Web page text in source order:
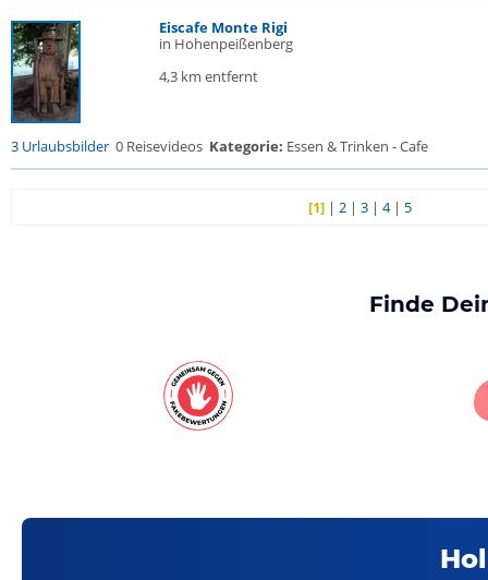
Eiscafe Monte Rigi
in Hohenpeißenberg
4,3 km entfernt
3 Urlaubsbilder 0 Reisevideos Kategorie: Essen & Trinken - Cafe
[1] |2 |3 |4| 5
Finde